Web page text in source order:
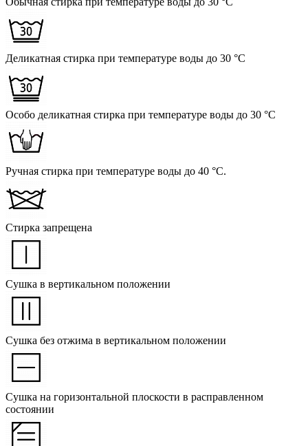
Деликатная стирка при температуре воды до 30 °C
Особо деликатная стирка при температуре воды до 30 °C
Ручная стирка при температуре воды до 40 °C.
Стирка запрещена
Сушка в вертикальном положении
Сушка без отжима в вертикальном положении
Сушка на горизонтальной плоскости в расправленном
состоянии